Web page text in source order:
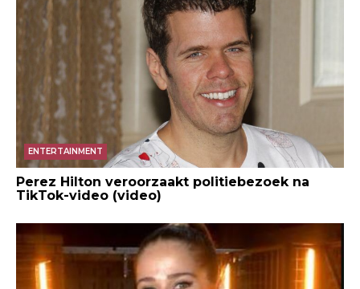
ENTERTAINMENT
Perez Hilton veroorzaakt politiebezoek na
TikTok-video (video)